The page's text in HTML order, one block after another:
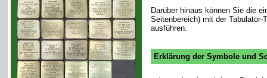
Darüber hinaus können Sie die
Seitenbereich) mit der Tabulator-
ausführen.
Erklärung der Symbole und